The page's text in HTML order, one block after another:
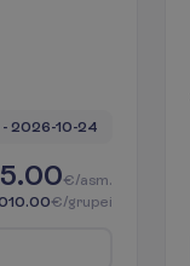
- 2026-10-24
€/asm.
€/grupei